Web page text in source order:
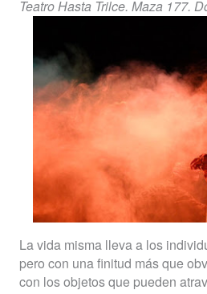
Teatro Hasta Trilce. Maza 177.
La vida misma lleva a los
pero con una finitud más que
con los objetos que pueden